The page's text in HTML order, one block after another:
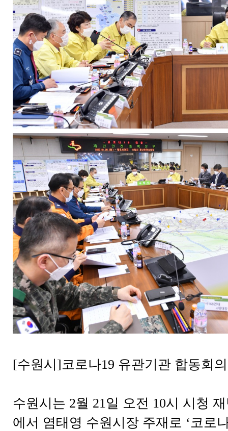
[수원시]코로나19 유관기관 합동회의
수원시는 2월 21일 오전 10시 시청
에서 염태영 수원시장 주재로 ‘코로